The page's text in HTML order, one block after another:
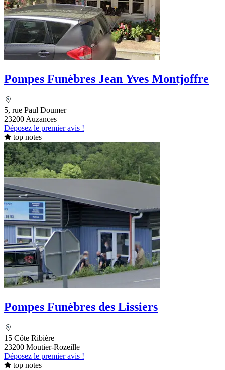
Pompes Funèbres Jean Yves Montjoffre
5, rue Paul Doumer
23200 Auzances
Déposez le premier avis !
top notes
Pompes Funèbres des Lissiers
15 Côte Ribière
23200 Moutier-Rozeille
Déposez le premier avis !
top notes